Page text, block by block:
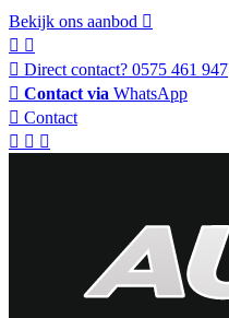
Bekijk ons aanbod
Direct contact? 0575 461 947
Contact via WhatsApp
Contact